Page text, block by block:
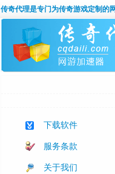
传奇代理是专门为传奇游戏定制的
下载软件
服务条款
关于我们